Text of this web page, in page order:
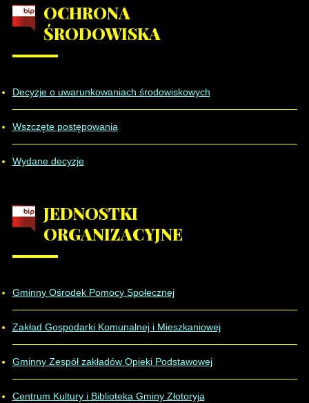
OCHRONA
ŚRODOWISKA
Decyzje o uwarunkowaniach środowiskowych
Wszczęte postępowania
Wydane decyzje
JEDNOSTKI
ORGANIZACYJNE
Gminny Ośrodek Pomocy Społecznej
Zakład Gospodarki Komunalnej i Mieszkaniowej
Gminny Zespół zakładów Opieki Podstawowej
Centrum Kultury i Biblioteka Gminy Złotoryja